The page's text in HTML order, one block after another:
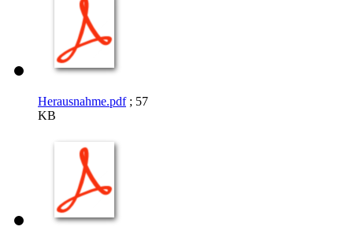
Herausnahme.pdf; 57
KB